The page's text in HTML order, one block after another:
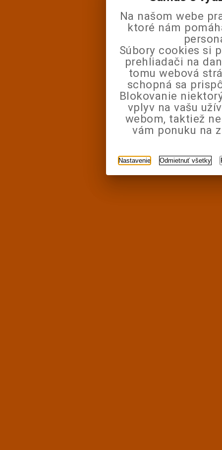
Na našom webe
ktoré nám
Súbory cookies si
prehliadači na
tomu webová
schopná sa
Blokovanie
vplyv na vašu
webom, taktiež
vám ponuku na
Nastavenie Odmietnuť všetky